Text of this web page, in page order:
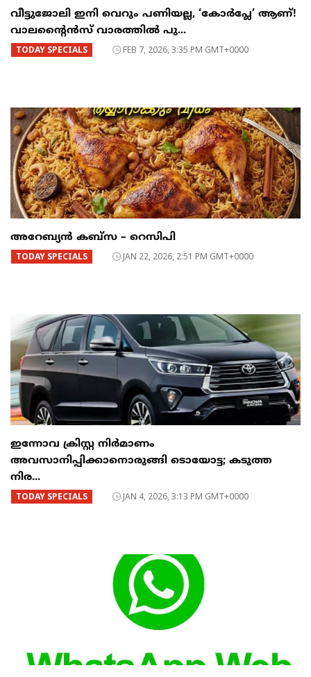
വീട്ടുജോലി ഇനി വെറും പണിയല്ല, ‘കോർപ്ലേ’ ആണ്!
വാലന്റൈൻസ് വാരത്തിൽ പു...
TODAY SPECIALS FEB 7, 2026, 3:35 PM GMT+0000
അറേബ്യൻ കബ്സ – റെസിപി
TODAY SPECIALS JAN 22, 2026, 2:51 PM GMT+0000
ഇന്നോവ ക്രിസ്റ്റ നിർമാണം
അവസാനിപ്പിക്കാനൊരുങ്ങി ടൊയോട്ട; കടുത്ത
നിര...
TODAY SPECIALS JAN 4, 2026, 3:13 PM GMT+0000